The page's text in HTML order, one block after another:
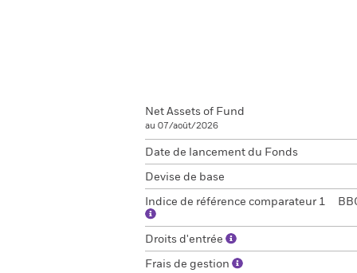
Net Assets of Fund
au 07/août/2026
Date de lancement du Fonds
Devise de base
Indice de référence comparateur 1
Droits d'entrée
Frais de gestion